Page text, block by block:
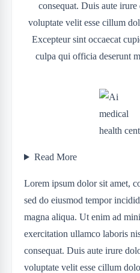
consequat. Duis aute
voluptate velit esse cillum
Excepteur sint occaecat
culpa qui officia deserunt
Read More
Lorem ipsum dolor sit amet,
sed do eiusmod tempor
magna aliqua. Ut enim ad
exercitation ullamco laboris
consequat. Duis aute irure
voluptate velit esse cillum